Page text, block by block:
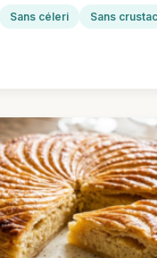
Sans céleri Sans